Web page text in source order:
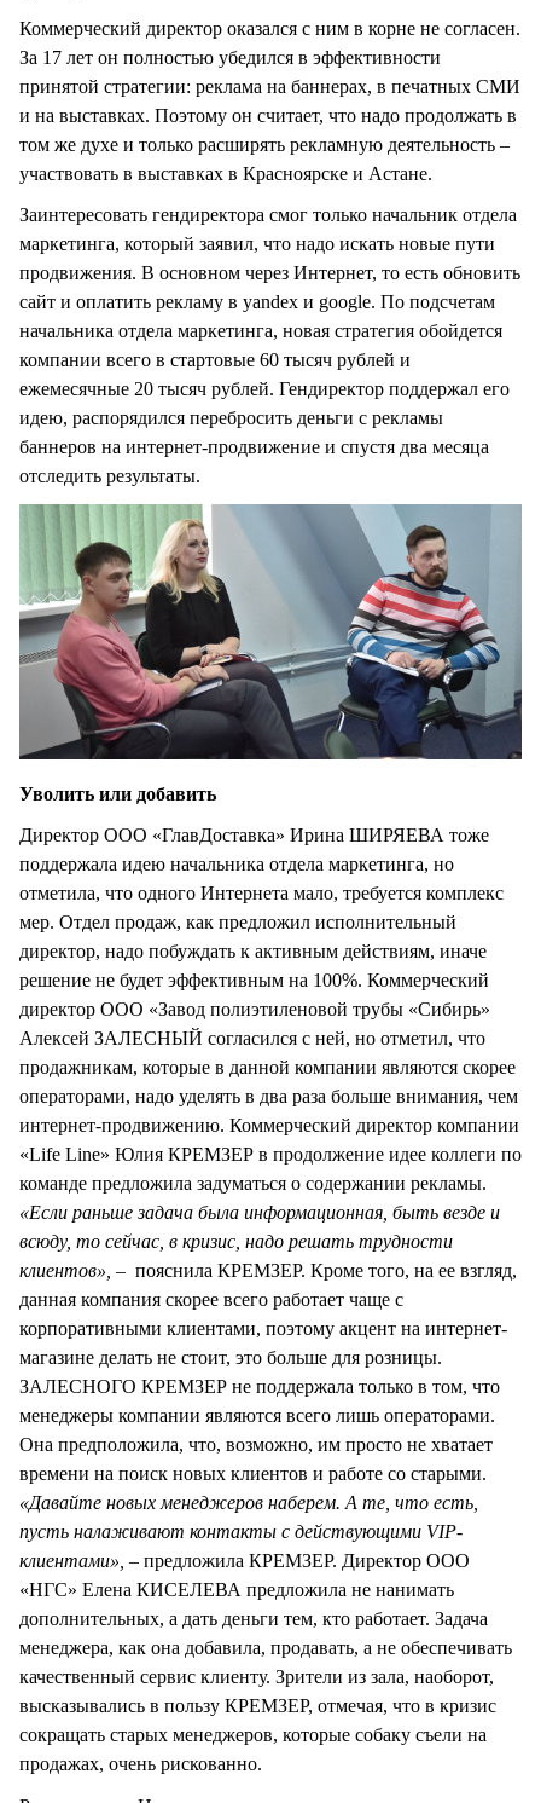
Коммерческий директор оказался с ним в корне не согласен.
За 17 лет он полностью убедился в эффективности
принятой стратегии: реклама на баннерах, в печатных СМИ
и на выставках. Поэтому он считает, что надо продолжать в
том же духе и только расширять рекламную деятельность –
участвовать в выставках в Красноярске и Астане.
Заинтересовать гендиректора смог только начальник отдела
маркетинга, который заявил, что надо искать новые пути
продвижения. В основном через Интернет, то есть обновить
сайт и оплатить рекламу в yandex и google. По подсчетам
начальника отдела маркетинга, новая стратегия обойдется
компании всего в стартовые 60 тысяч рублей и
ежемесячные 20 тысяч рублей. Гендиректор поддержал его
идею, распорядился перебросить деньги с рекламы
баннеров на интернет-продвижение и спустя два месяца
отследить результаты.
Уволить или добавить
Директор ООО «ГлавДоставка» Ирина ШИРЯЕВА тоже
поддержала идею начальника отдела маркетинга, но
отметила, что одного Интернета мало, требуется комплекс
мер. Отдел продаж, как предложил исполнительный
директор, надо побуждать к активным действиям, иначе
решение не будет эффективным на 100%. Коммерческий
директор ООО «Завод полиэтиленовой трубы «Сибирь»
Алексей ЗАЛЕСНЫЙ согласился с ней, но отметил, что
продажникам, которые в данной компании являются скорее
операторами, надо уделять в два раза больше внимания, чем
интернет-продвижению. Коммерческий директор компании
«Life Line» Юлия КРЕМЗЕР в продолжение идее коллеги по
команде предложила задуматься о содержании рекламы.
«Если раньше задача была информационная, быть везде и
всюду, то сейчас, в кризис, надо решать трудности
клиентов», – пояснила КРЕМЗЕР. Кроме того, на ее взгляд,
данная компания скорее всего работает чаще с
корпоративными клиентами, поэтому акцент на интернет-
магазине делать не стоит, это больше для розницы.
ЗАЛЕСНОГО КРЕМЗЕР не поддержала только в том, что
менеджеры компании являются всего лишь операторами.
Она предположила, что, возможно, им просто не хватает
времени на поиск новых клиентов и работе со старыми.
«Давайте новых менеджеров наберем. А те, что есть,
пусть налаживают контакты с действующими VIP-
клиентами», – предложила КРЕМЗЕР. Директор ООО
«НГС» Елена КИСЕЛЕВА предложила не нанимать
дополнительных, а дать деньги тем, кто работает. Задача
менеджера, как она добавила, продавать, а не обеспечивать
качественный сервис клиенту. Зрители из зала, наоборот,
высказывались в пользу КРЕМЗЕР, отмечая, что в кризис
сокращать старых менеджеров, которые собаку съели на
продажах, очень рискованно.